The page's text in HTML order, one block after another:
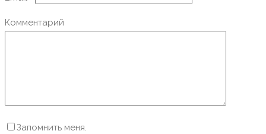
Комментарий
Запомнить меня.